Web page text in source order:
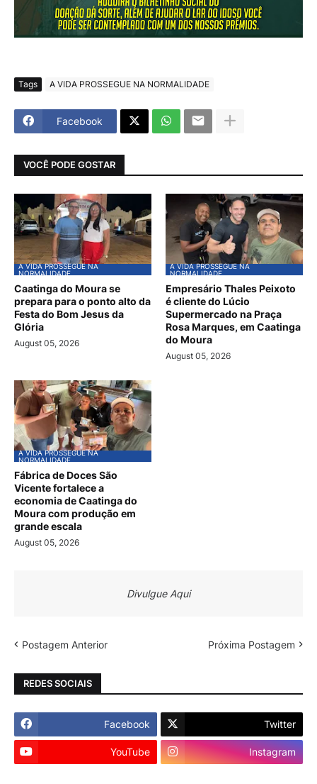
Tags A VIDA PROSSEGUE NA NORMALIDADE
Facebook
VOCÊ PODE GOSTAR
A VIDA PROSSEGUE NA
NORMALIDADE
Caatinga do Moura se
prepara para o ponto alto da
Festa do Bom Jesus da
Glória
August 05, 2026
A VIDA PROSSEGUE NA
NORMALIDADE
Empresário Thales Peixoto
é cliente do Lúcio
Supermercado na Praça
Rosa Marques, em Caatinga
do Moura
August 05, 2026
A VIDA PROSSEGUE NA
NORMALIDADE
Fábrica de Doces São
Vicente fortalece a
economia de Caatinga do
Moura com produção em
grande escala
August 05, 2026
Divulgue Aqui
Postagem Anterior Próxima Postagem
REDES SOCIAIS
Facebook Twitter
YouTube Instagram